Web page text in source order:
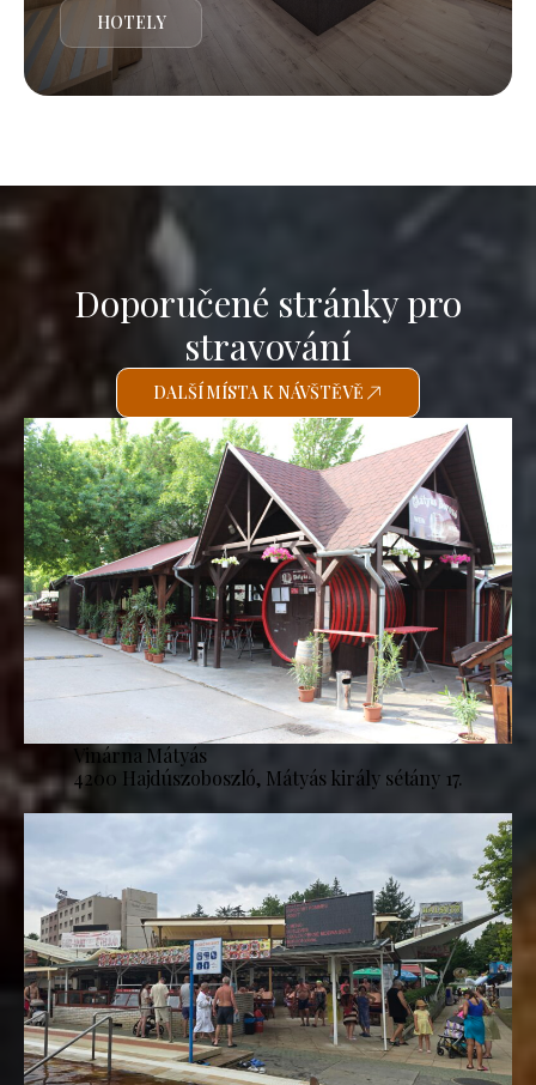
HOTELY
Doporučené stránky pro
stravování
DALŠÍ MÍSTA K NÁVŠTĚVĚ
Vinárna Mátyás
4200 Hajdúszoboszló, Mátyás király sétány 17.